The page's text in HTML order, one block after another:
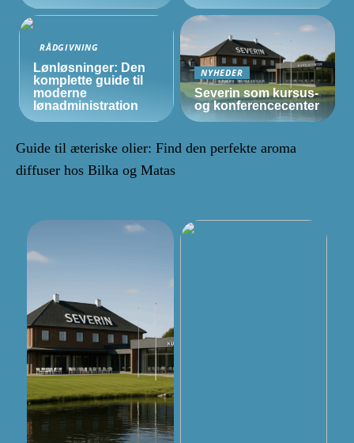
RÅDGIVNING
Lønløsninger: Den
komplette guide til
moderne
lønadministration
NYHEDER
Severin som kursus-
og konferencecenter
Guide til æteriske olier: Find den perfekte aroma
diffuser hos Bilka og Matas